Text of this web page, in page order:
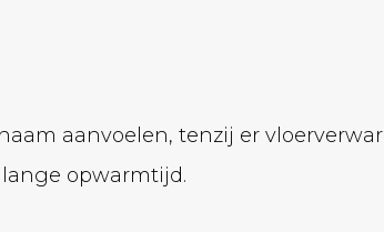
aanvoelen, tenzij er
opwarmtijd.